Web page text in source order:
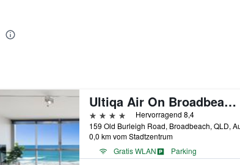
Ultiqa Air On Broadbeach
4 Sterne
Hervorragend 8,4
0,0 km vom Stadtzentrum
Gratis WLAN
Parking